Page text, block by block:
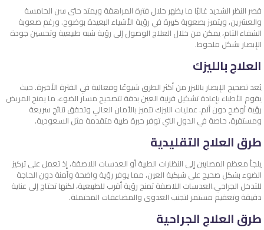
قصر النظر الشديد غالبًا ما يظهر خلال فترة المراهقة ويمتد حتى سن الخامسة
والعشرين، ويتميز بصعوبة كبيرة في رؤية الأشياء البعيدة بوضوح. ورغم صعوبة
الشفاء التام، يمكن من خلال العلاج الوصول إلى رؤية شبه طبيعية وتحسين جودة
الإبصار بشكل ملحوظ.
العلاج بالليزك
يُعد تصحيح الإبصار بالليزر من أكثر الطرق شيوعًا وفعالية في الفترة الأخيرة. حيث
يقوم الأطباء بإعادة تشكيل قرنية العين بدقة لتصحيح مسار الضوء، ما يمنح المريض
رؤية أوضح دون ألم. عمليات الليزك تتميز بالأمان العالي وتحقق نتائج سريعة
ومستقرة، خاصة في الدول التي توفر خبرة طبية متقدمة مثل السعودية.
طرق العلاج التقليدية
يلجأ معظم المصابين إلى النظارات الطبية أو العدسات اللاصقة، إذ تعمل على تركيز
الضوء بشكل صحيح على شبكية العين، مما يوفر رؤية واضحة وآمنة دون الحاجة
للتدخل الجراحي.العدسات اللاصقة تمنح رؤية أقرب للطبيعية، لكنها تحتاج إلى عناية
دقيقة وتعقيم مستمر لتجنب العدوى والمضاعفات المحتملة.
طرق العلاج الجراحية